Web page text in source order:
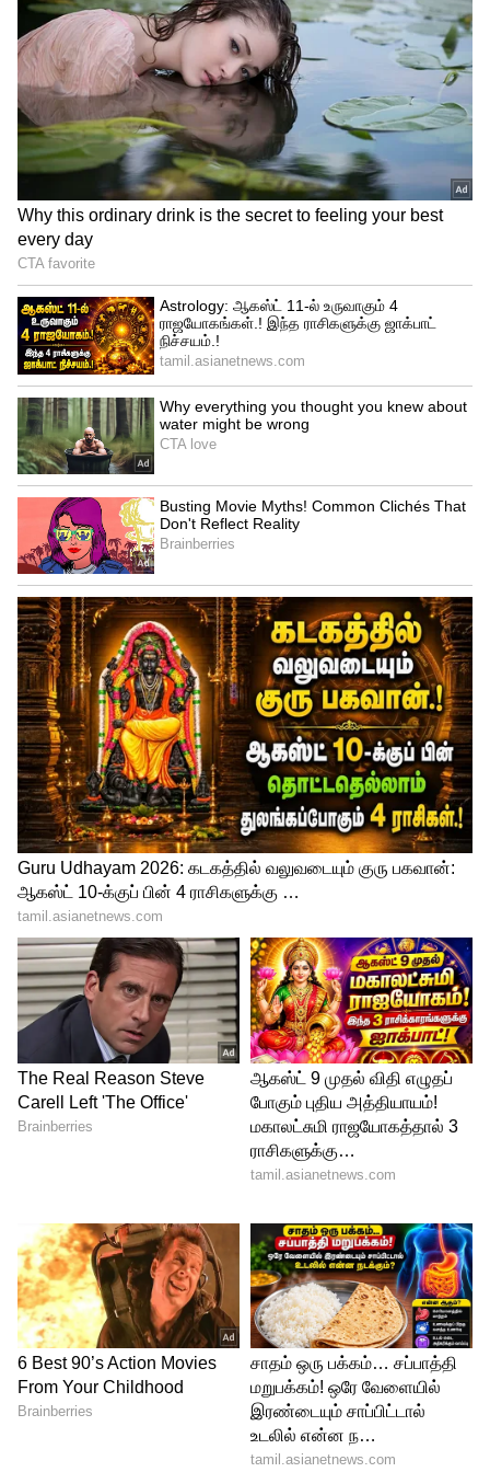
Karthigai deepam serial Update
ஆனந்த் அப்படின்னா என்ன செய்வது என்று
யோசிக்க, ரியா வேற ஒரு கம்பெனிக்கு
அனுப்பலாம் என்று ஐடியா கொடுக்கிறாள்.
மேலும் எனக்குத் தெரிந்த ஒரு கம்பெனி
இருக்கு. அந்த கம்பெனியோட சிஇஓ என்
பிரண்டு ரம்யா தான். அவ ஒரு லேடி
ஹிட்லர் அவகிட்ட கார்த்திக் மாட்டுனா
ரொம்ப கஷ்டப்படுவான் என்று சொல்ல,
ஆனந்த் சூப்பர் ஐடியா என பாராட்டுகிறான்.
அடுத்து அப்படியே ப்ளாஷ் கட் ஓப்பனாக
அதில் ரம்யா கம்பெனிக்கு காரில் ஹாரன்
நடித்துக் கொண்டே இருக்க செக்யூரிட்டி
கதவைத் திறக்காமல் இருக்கிறார்.
4
4
லேட்டாக ஓடி வந்து மன்னிப்பு கேட்க, நான்
இந்த டைமுக்கு வருவேன்னு தெரிஞ்சும் ஏன்
கேட்ல இல்ல என்று கேள்வி கேட்க, குடும்ப
பிரச்சினை காரணமாக போனில்
பேசிக்கொண்டு இருந்ததாக சொன்ன
அவரை டிஸ்மிஸ் செய்கிறாள். இப்படியான
நிலையில் அடுத்ததாக நடக்க போவது